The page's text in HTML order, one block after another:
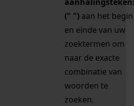
(" ") aan het begin
en einde van uw
zoektermen om
naar de exacte
combinatie van
woorden te
zoeken.